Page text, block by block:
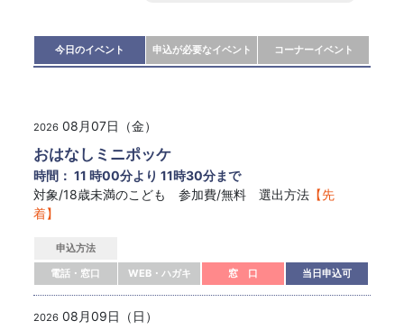
今日のイベント 申込が必要なイベント コーナーイベント
2026 08月07日（金）
おはなしミニポッケ
時間： 11 時00分より 11時30分まで
対象/18歳未満のこども 参加費/無料 選出方法 【先
着】
申込方法
電話・窓口
WEB・ハガキ 窓 口 当日申込可
2026 08月09日（日）